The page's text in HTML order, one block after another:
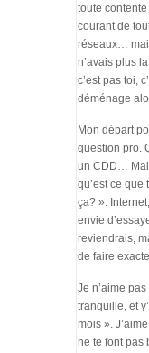
toute
courant de
réseaux…
n’avais plus
c’est pas toi,
déménage
Mon départ
question pro.
un CDD…
qu’est ce que
ça? ».
envie
reviendrais,
de faire
Je n’aime
tranquille, et
mois ».
ne te font pas